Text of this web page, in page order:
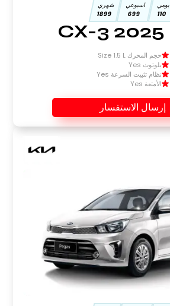
يومي
110
اسبوعي
699
شهري
1899
حجم المحرك Size 1.5 L
بلوتوث Yes
نظام تثبيت السرعة Yes
الأمتعة Yes
إرسال الاستفسار